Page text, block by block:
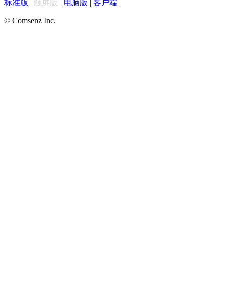
标准版 | 触屏版 | 电脑版 | 客户端
© Comsenz Inc.